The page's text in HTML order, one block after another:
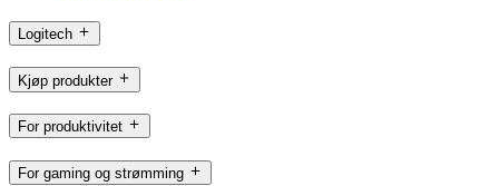
Logitech
Kjøp produkter
For produktivitet
For gaming og strømming